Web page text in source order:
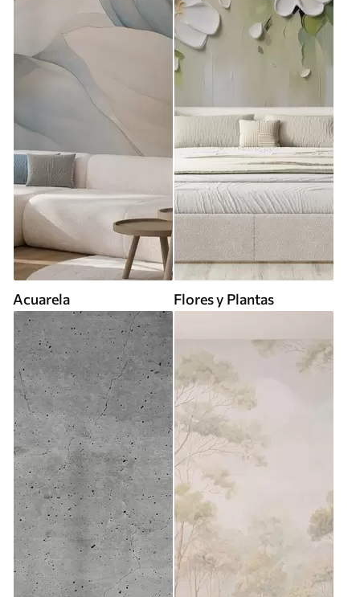
Acuarela Flores y Plantas